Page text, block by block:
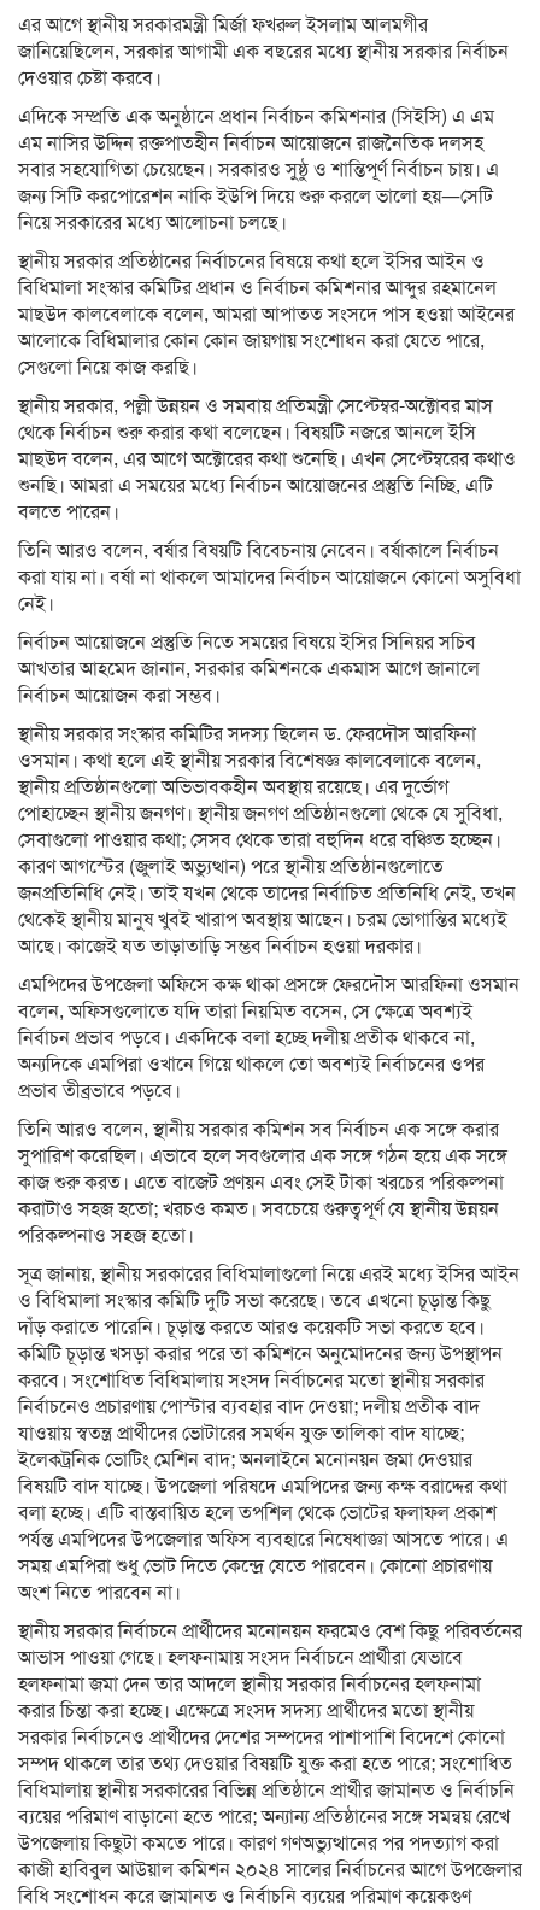
এর আগে স্থানীয় সরকারমন্ত্রী মির্জা ফখরুল ইসলাম আলমগীর
জানিয়েছিলেন, সরকার আগামী এক বছরের মধ্যে স্থানীয় সরকার নির্বাচন
দেওয়ার চেষ্টা করবে।
এদিকে সম্প্রতি এক অনুষ্ঠানে প্রধান নির্বাচন কমিশনার (সিইসি) এ এম
এম নাসির উদ্দিন রক্তপাতহীন নির্বাচন আয়োজনে রাজনৈতিক দলসহ
সবার সহযোগিতা চেয়েছেন। সরকারও সুষ্ঠু ও শান্তিপূর্ণ নির্বাচন চায়। এ
জন্য সিটি করপোরেশন নাকি ইউপি দিয়ে শুরু করলে ভালো হয়—সেটি
নিয়ে সরকারের মধ্যে আলোচনা চলছে।
স্থানীয় সরকার প্রতিষ্ঠানের নির্বাচনের বিষয়ে কথা হলে ইসির আইন ও
বিধিমালা সংস্কার কমিটির প্রধান ও নির্বাচন কমিশনার আব্দুর রহমানেল
মাছউদ কালবেলাকে বলেন, আমরা আপাতত সংসদে পাস হওয়া আইনের
আলোকে বিধিমালার কোন কোন জায়গায় সংশোধন করা যেতে পারে,
সেগুলো নিয়ে কাজ করছি।
স্থানীয় সরকার, পল্লী উন্নয়ন ও সমবায় প্রতিমন্ত্রী সেপ্টেম্বর-অক্টোবর মাস
থেকে নির্বাচন শুরু করার কথা বলেছেন। বিষয়টি নজরে আনলে ইসি
মাছউদ বলেন, এর আগে অক্টোরের কথা শুনেছি। এখন সেপ্টেম্বরের কথাও
শুনছি। আমরা এ সময়ের মধ্যে নির্বাচন আয়োজনের প্রস্তুতি নিচ্ছি, এটি
বলতে পারেন।
তিনি আরও বলেন, বর্ষার বিষয়টি বিবেচনায় নেবেন। বর্ষাকালে নির্বাচন
করা যায় না। বর্ষা না থাকলে আমাদের নির্বাচন আয়োজনে কোনো অসুবিধা
নেই।
নির্বাচন আয়োজনে প্রস্তুতি নিতে সময়ের বিষয়ে ইসির সিনিয়র সচিব
আখতার আহমেদ জানান, সরকার কমিশনকে একমাস আগে জানালে
নির্বাচন আয়োজন করা সম্ভব।
স্থানীয় সরকার সংস্কার কমিটির সদস্য ছিলেন ড. ফেরদৌস আরফিনা
ওসমান। কথা হলে এই স্থানীয় সরকার বিশেষজ্ঞ কালবেলাকে বলেন,
স্থানীয় প্রতিষ্ঠানগুলো অভিভাবকহীন অবস্থায় রয়েছে। এর দুর্ভোগ
পোহাচ্ছেন স্থানীয় জনগণ। স্থানীয় জনগণ প্রতিষ্ঠানগুলো থেকে যে সুবিধা,
সেবাগুলো পাওয়ার কথা; সেসব থেকে তারা বহুদিন ধরে বঞ্চিত হচ্ছেন।
কারণ আগস্টের (জুলাই অভ্যুত্থান) পরে স্থানীয় প্রতিষ্ঠানগুলোতে
জনপ্রতিনিধি নেই। তাই যখন থেকে তাদের নির্বাচিত প্রতিনিধি নেই, তখন
থেকেই স্থানীয় মানুষ খুবই খারাপ অবস্থায় আছেন। চরম ভোগান্তির মধ্যেই
আছে। কাজেই যত তাড়াতাড়ি সম্ভব নির্বাচন হওয়া দরকার।
এমপিদের উপজেলা অফিসে কক্ষ থাকা প্রসঙ্গে ফেরদৌস আরফিনা ওসমান
বলেন, অফিসগুলোতে যদি তারা নিয়মিত বসেন, সে ক্ষেত্রে অবশ্যই
নির্বাচন প্রভাব পড়বে। একদিকে বলা হচ্ছে দলীয় প্রতীক থাকবে না,
অন্যদিকে এমপিরা ওখানে গিয়ে থাকলে তো অবশ্যই নির্বাচনের ওপর
প্রভাব তীব্রভাবে পড়বে।
তিনি আরও বলেন, স্থানীয় সরকার কমিশন সব নির্বাচন এক সঙ্গে করার
সুপারিশ করেছিল। এভাবে হলে সবগুলোর এক সঙ্গে গঠন হয়ে এক সঙ্গে
কাজ শুরু করত। এতে বাজেট প্রণয়ন এবং সেই টাকা খরচের পরিকল্পনা
করাটাও সহজ হতো; খরচও কমত। সবচেয়ে গুরুত্বপূর্ণ যে স্থানীয় উন্নয়ন
পরিকল্পনাও সহজ হতো।
সূত্র জানায়, স্থানীয় সরকারের বিধিমালাগুলো নিয়ে এরই মধ্যে ইসির আইন
ও বিধিমালা সংস্কার কমিটি দুটি সভা করেছে। তবে এখনো চূড়ান্ত কিছু
দাঁড় করাতে পারেনি। চূড়ান্ত করতে আরও কয়েকটি সভা করতে হবে।
কমিটি চূড়ান্ত খসড়া করার পরে তা কমিশনে অনুমোদনের জন্য উপস্থাপন
করবে। সংশোধিত বিধিমালায় সংসদ নির্বাচনের মতো স্থানীয় সরকার
নির্বাচনেও প্রচারণায় পোস্টার ব্যবহার বাদ দেওয়া; দলীয় প্রতীক বাদ
যাওয়ায় স্বতন্ত্র প্রার্থীদের ভোটারের সমর্থন যুক্ত তালিকা বাদ যাচ্ছে;
ইলেকট্রনিক ভোটিং মেশিন বাদ; অনলাইনে মনোনয়ন জমা দেওয়ার
বিষয়টি বাদ যাচ্ছে। উপজেলা পরিষদে এমপিদের জন্য কক্ষ বরাদ্দের কথা
বলা হচ্ছে। এটি বাস্তবায়িত হলে তপশিল থেকে ভোটের ফলাফল প্রকাশ
পর্যন্ত এমপিদের উপজেলার অফিস ব্যবহারে নিষেধাজ্ঞা আসতে পারে। এ
সময় এমপিরা শুধু ভোট দিতে কেন্দ্রে যেতে পারবেন। কোনো প্রচারণায়
অংশ নিতে পারবেন না।
স্থানীয় সরকার নির্বাচনে প্রার্থীদের মনোনয়ন ফরমেও বেশ কিছু পরিবর্তনের
আভাস পাওয়া গেছে। হলফনামায় সংসদ নির্বাচনে প্রার্থীরা যেভাবে
হলফনামা জমা দেন তার আদলে স্থানীয় সরকার নির্বাচনের হলফনামা
করার চিন্তা করা হচ্ছে। এক্ষেত্রে সংসদ সদস্য প্রার্থীদের মতো স্থানীয়
সরকার নির্বাচনেও প্রার্থীদের দেশের সম্পদের পাশাপাশি বিদেশে কোনো
সম্পদ থাকলে তার তথ্য দেওয়ার বিষয়টি যুক্ত করা হতে পারে; সংশোধিত
বিধিমালায় স্থানীয় সরকারের বিভিন্ন প্রতিষ্ঠানে প্রার্থীর জামানত ও নির্বাচনি
ব্যয়ের পরিমাণ বাড়ানো হতে পারে; অন্যান্য প্রতিষ্ঠানের সঙ্গে সমন্বয় রেখে
উপজেলায় কিছুটা কমতে পারে। কারণ গণঅভ্যুত্থানের পর পদত্যাগ করা
কাজী হাবিবুল আউয়াল কমিশন ২০২৪ সালের নির্বাচনের আগে উপজেলার
বিধি সংশোধন করে জামানত ও নির্বাচনি ব্যয়ের পরিমাণ কয়েকগুণ